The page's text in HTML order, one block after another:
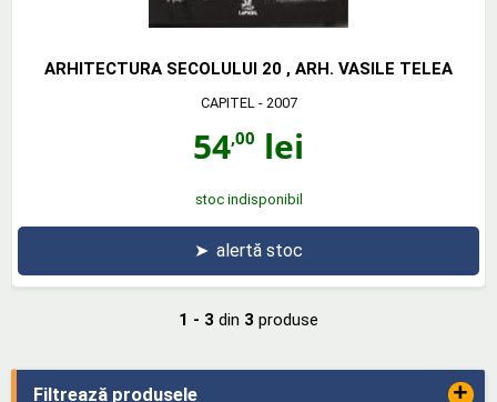
Filtrează produsele +
ARHITECTURA SECOLULUI 20 , ARH. VASILE TELEA
CAPITEL - 2007
54,00 lei
stoc indisponibil
➤ alertă stoc
1 - 3 din 3 produse